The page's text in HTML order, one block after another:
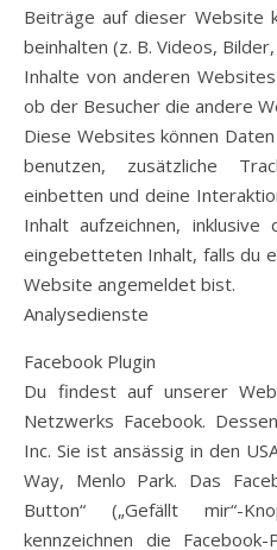
Beiträge auf dieser Website
beinhalten (z. B. Videos,
Inhalte von anderen
ob der Besucher die andere
Diese Websites können
benutzen, zusätzliche
einbetten und deine
Inhalt aufzeichnen,
eingebetteten Inhalt, falls du
Website angemeldet bist.
Analysedienste
Facebook Plugin
Du findest auf unserer
Netzwerks Facebook.
Inc. Sie ist ansässig in den
Way, Menlo Park. Das
Button“ („Gefällt mir“-
kennzeichnen die